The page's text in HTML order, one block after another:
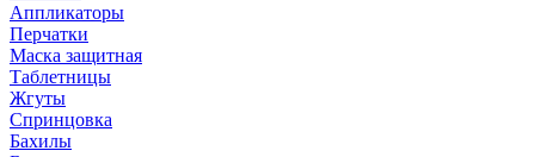
Аппликаторы
Перчатки
Маска защитная
Таблетницы
Жгуты
Спринцовка
Бахилы